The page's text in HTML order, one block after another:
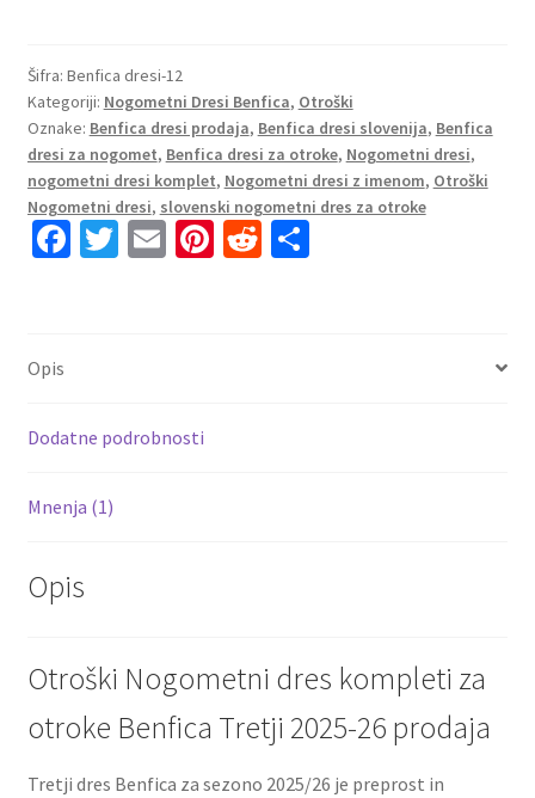
za
otroke
Benfica
Tretji
2025-
26
prodaja
Šifra: Benfica dresi-12
Kategoriji: Nogometni Dresi Benfica, Otroški
Oznake: Benfica dresi prodaja, Benfica dresi slovenija, Benfica
dresi za nogomet, Benfica dresi za otroke, Nogometni dresi,
nogometni dresi komplet, Nogometni dresi z imenom, Otroški
Nogometni dresi, slovenski nogometni dres za otroke
Fa
k
T E Pi R S
Opis
Dodatne podrobnosti
Mnenja (1)
Opis
Otroški Nogometni dres kompleti za
otroke Benfica Tretji 2025-26 prodaja
Tretji dres Benfica za sezono 2025/26 je preprost in